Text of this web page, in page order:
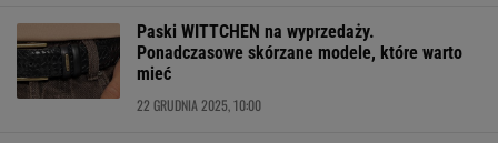
Paski WITTCHEN na wyprzedaży.
Ponadczasowe skórzane modele, które warto
mieć
22 GRUDNIA 2025, 10:00